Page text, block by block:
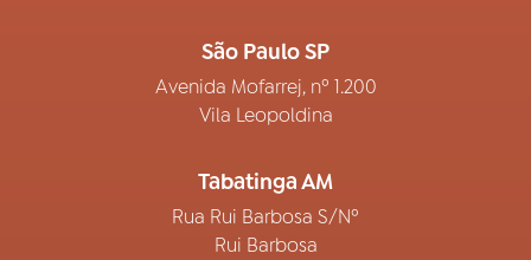
São Paulo SP
Avenida Mofarrej, nº 1.200
Vila Leopoldina
Tabatinga AM
Rua Rui Barbosa S/Nº
Rui Barbosa